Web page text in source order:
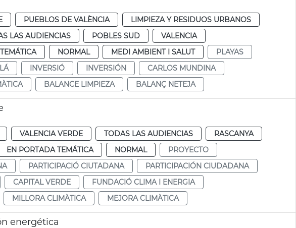
PUEBLOS DE VALÈNCIA
LIMPIEZA Y RESIDUOS URBANOS
LAS AUDIENCIAS POBLES SUD
VALENCIA
NORMAL MEDI AMBIENT I SALUT
PLAYAS
INVERSIÓ INVERSIÓN
CARLOS MUNDINA
BALANCE LIMPIEZA BALANÇ NETEJA
VALENCIA VERDE TODAS LAS AUDIENCIAS
RASCANYA
EN PORTADA TEMÁTICA NORMAL
PROYECTO
PARTICIPACIÓ CIUTADANA
PARTICIPACIÓN CIUDADANA
CAPITAL VERDE
FUNDACIÓ CLIMA I ENERGIA
MILLORA CLIMÀTICA MEJORA CLIMÀTICA
energética